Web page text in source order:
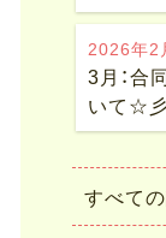
2026年2
3月：合
いて☆
すべて